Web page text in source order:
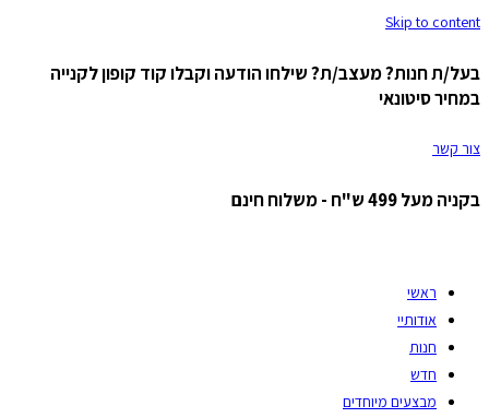
Skip to content
בעל/ת חנות? מעצב/ת? שילחו הודעה וקבלו קוד קופון לקנייה
במחיר סיטונאי
צור קשר
בקניה מעל 499 ש"ח - משלוח חינם
ראשי
אודותיי
חנות
חדש
מבצעים מיוחדים